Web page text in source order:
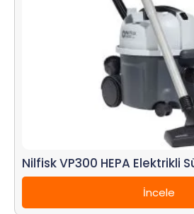
Nilfisk VP300 HEPA Elektrikli
İncele